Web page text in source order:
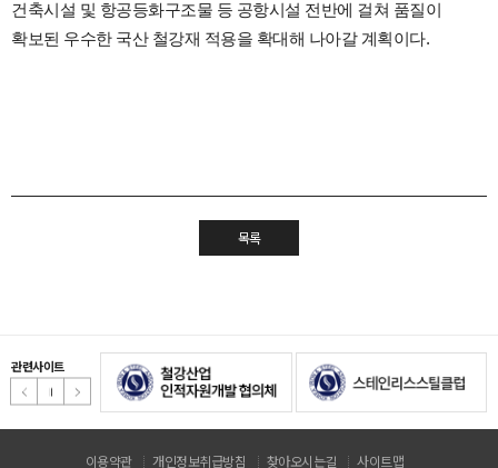
건축시설 및 항공등화구조물 등 공항시설 전반에 걸쳐 품질이
확보된 우수한 국산 철강재 적용을 확대해 나아갈 계획이다.
목록
관련사이트
이용약관 개인정보취급방침 찾아오시는길 사이트맵